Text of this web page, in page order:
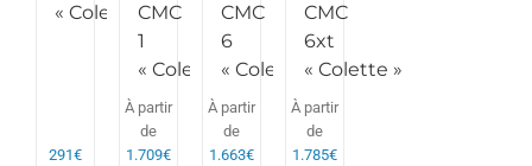
« Colette »
291€
CMC
1
« Colette »
À partir
de
1.709€
CMC
6
« Colette »
À partir
de
1.663€
CMC
6xt
« Colette »
À partir
de
1.785€